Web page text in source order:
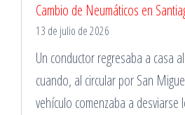
Cambio de Neumáticos en
13 de julio de 2026
Un conductor regresaba a casa
cuando, al circular por San
vehículo comenzaba a desviarse